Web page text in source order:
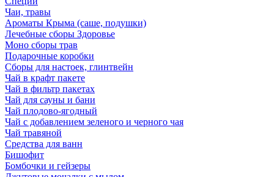
Чаи, травы
Ароматы Крыма (саше, подушки)
Лечебные сборы Здоровье
Моно сборы трав
Подарочные коробки
Сборы для настоек, глинтвейн
Чай в крафт пакете
Чай в фильтр пакетах
Чай для сауны и бани
Чай плодово-ягодный
Чай с добавлением зеленого и черного чая
Чай травяной
Средства для ванн
Бишофит
Бомбочки и гейзеры